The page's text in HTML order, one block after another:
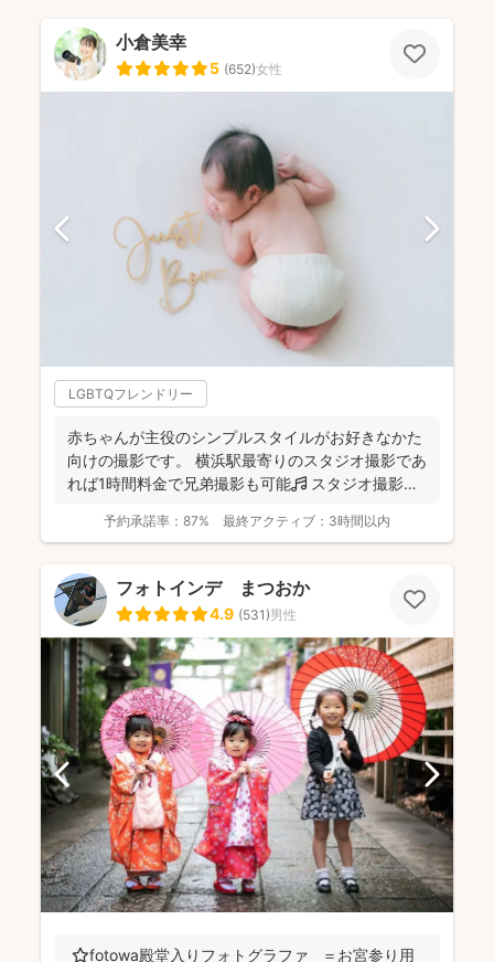
小倉美幸
5 (652)女性
LGBTQフレンドリー
赤ちゃんが主役のシンプルスタイルがお好きなかた
向けの撮影です。 横浜駅最寄りのスタジオ撮影であ
れば1時間料金で兄弟撮影も可能🎵 スタジオ撮影に
予約承諾率： 87% 最終アクティブ： 3時間以内
フォトインデ まつおか
4.9 (531)男性
⭐️fotowa殿堂入りフォトグラファ ＝お宮参り用